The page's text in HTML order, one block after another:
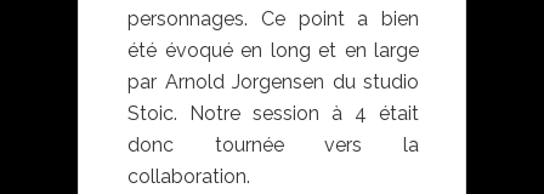
personnages. Ce point a bien
été évoqué en long et en large
par Arnold Jorgensen du studio
Stoic. Notre session à 4 était
donc tournée vers la
collaboration.